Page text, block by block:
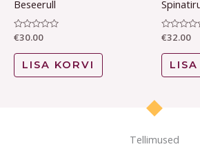
Beseerull
Hinnanguga
/
€30.00
LISA KORVI
/
€32.00
LISA
Tellimused